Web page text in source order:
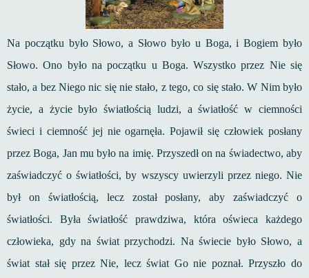
Na początku było Słowo, a Słowo było u Boga, i Bogiem było
Słowo. Ono było na początku u Boga. Wszystko przez Nie się
stało, a bez Niego nic się nie stało, z tego, co się stało. W Nim było
życie, a życie było światłością ludzi, a światłość w ciemności
świeci i ciemność jej nie ogarnęła. Pojawił się człowiek posłany
przez Boga, Jan mu było na imię. Przyszedł on na świadectwo, aby
zaświadczyć o światłości, by wszyscy uwierzyli przez niego. Nie
był on światłością, lecz został posłany, aby zaświadczyć o
światłości. Była światłość prawdziwa, która oświeca każdego
człowieka, gdy na świat przychodzi. Na świecie było Słowo, a
świat stał się przez Nie, lecz świat Go nie poznał. Przyszło do